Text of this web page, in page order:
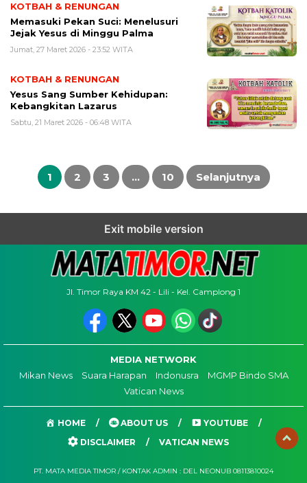
KOTBAH & RENUNGAN
Memasuki Pekan Suci: Menelusuri
Jejak Yesus di Minggu Palma
Jumat, 27 Maret 2026 - 23:52 WITA
KOTBAH & RENUNGAN
Yesus Sang Sumber Kehidupan:
Kebangkitan Lazarus
Sabtu, 21 Maret 2026 - 06:48 WITA
Paginasi
pos
1 2 3 … 10 Selanjutnya
Exit mobile version
Jl. Timor Raya KM 42 - Lili - Kel. Camplong 1
MEDIA NETWORK
Mikan News
Suara Harapan Indonusra
MGMP Bindo SMA
Vatican News
HOME ABOUT US
YOUTUBE
DISCLAIMER
VATICAN NEWS
PT. MATA MEDIA TIMOR / KONTAK ADMIN : DEL NEONUB 08113810024